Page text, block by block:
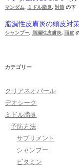
マンダム, ミドル脂臭, 対策 の下
脂漏性皮膚炎の頭皮対
シャンプー, 脂漏性皮膚炎, 頭皮
カテゴリー
クリアネオパール
デオシーク
ミドル脂臭
予防方法
サプリメント
シャンプー
ビタミン